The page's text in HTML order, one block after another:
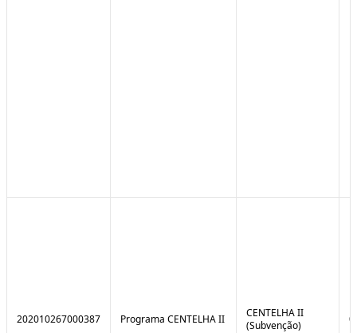
202010267000387 Programa CENTELHA II
CENTELHA II
(Subvenção)